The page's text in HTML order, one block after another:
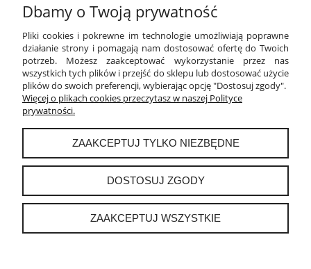
POMOC
MOJE KONTO
PŁATNOŚCI I DOSTAWA
INFORMACJE
O NAS
instagram
Dbamy o Twoją prywatność
Pliki cookies i pokrewne im technologie umożliwiają poprawne
działanie strony i pomagają nam dostosować ofertę do Twoich
potrzeb. Możesz zaakceptować wykorzystanie przez nas
wszystkich tych plików i przejść do sklepu lub dostosować użycie
plików do swoich preferencji, wybierając opcję "Dostosuj zgody".
Więcej o plikach cookies przeczytasz w naszej Polityce
prywatności.
ZAAKCEPTUJ TYLKO NIEZBĘDNE
DOSTOSUJ ZGODY
ZAAKCEPTUJ WSZYSTKIE